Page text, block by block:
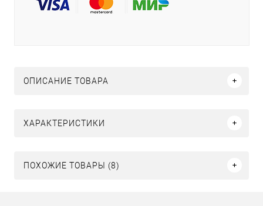
ОПИСАНИЕ ТОВАРА
ХАРАКТЕРИСТИКИ
ПОХОЖИЕ ТОВАРЫ (8)